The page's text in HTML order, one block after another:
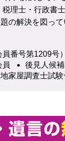
理士・行政書
の解決を図って
番号第1209号）
員
後見人候
家屋調査士試験